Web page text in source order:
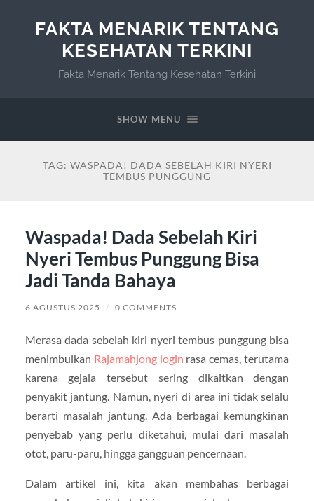
FAKTA MENARIK TENTANG
KESEHATAN TERKINI
Fakta Menarik Tentang Kesehatan Terkini
SHOW MENU
TAG: WASPADA! DADA SEBELAH KIRI NYERI
TEMBUS PUNGGUNG
Waspada! Dada Sebelah Kiri
Nyeri Tembus Punggung Bisa
Jadi Tanda Bahaya
6 AGUSTUS 2025 / 0 COMMENTS
Merasa dada sebelah kiri nyeri tembus punggung bisa
menimbulkan Rajamahjong login rasa cemas, terutama
karena gejala tersebut sering dikaitkan dengan
penyakit jantung. Namun, nyeri di area ini tidak selalu
berarti masalah jantung. Ada berbagai kemungkinan
penyebab yang perlu diketahui, mulai dari masalah
otot, paru-paru, hingga gangguan pencernaan.
Dalam artikel ini, kita akan membahas berbagai